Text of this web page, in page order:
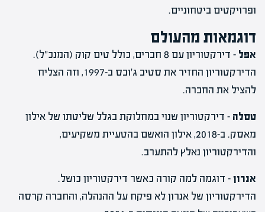
ופרויקטים ביטחוניים.
דוגמאות מהעולם
אפל
– דירקטוריון עם 8 חברים, כולל טים קוק (המנכ"ל).
הדירקטוריון החזיר את סטיב ג'ובס ב-1997, וזה הצליח
להציל את החברה.
טסלה – דירקטוריון שנוי במחלוקת בגלל שליטתו של אילון
מאסק. ב-2018, אילון הואשם בהטעיית משקיעים,
והדירקטוריון נאלץ להתערב.
אנרון– דוגמה למה קורה כאשר דירקטוריון כושל.
הדירקטוריון של אנרון לא פיקח על ההנהלה, והחברה קרסה